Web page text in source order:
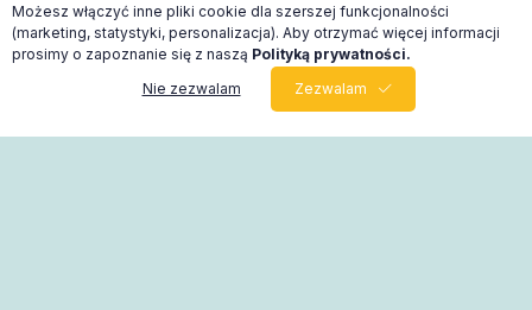
0
Możesz włączyć inne pliki cookie dla szerszej funkcjonalności
(marketing, statystyki, personalizacja). Aby otrzymać więcej informacji
prosimy o zapoznanie się z naszą Polityką prywatności.
Nie zezwalam
Zezwalam